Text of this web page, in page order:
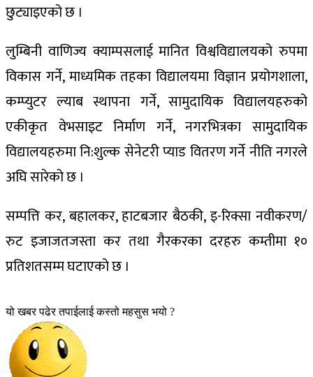
छुट्याइएको छ ।
लुम्बिनी वाणिज्य क्याम्पसलाई मानित विश्वविद्यालयको रुपमा
विकास गर्ने, माध्यमिक तहका विद्यालयमा विज्ञान प्रयोगशाला,
कम्प्युटर ल्याब स्थापना गर्ने, सामुदायिक विद्यालयहरुको
एकीकृत वेभसाइट निर्माण गर्ने, नगरभित्रका सामुदायिक
विद्यालयहरुमा नि:शुल्क सेनेटरी प्याड वितरण गर्ने नीति नगरले
अघि सारेको छ ।
सम्पत्ति कर, बहालकर, हाटबजार बैठकी, इ-रिक्सा नवीकरण/
रुट इजाजतजस्ता कर तथा गैरकरका दरहरु कम्तीमा १०
प्रतिशतसम्म घटाएको छ ।
यो खबर पढेर तपाईलाई कस्तो महसुस भयो ?